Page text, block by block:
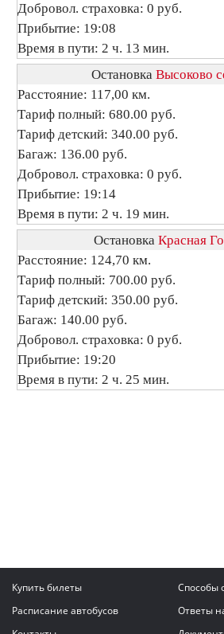
Добровол. страховка: 0 руб.
Прибытие: 19:08
Время в пути: 2 ч. 13 мин.
Остановка Высоково
Расстояние: 117,00 км.
Тариф полный: 680.00 руб.
Тариф детский: 340.00 руб.
Багаж: 136.00 руб.
Добровол. страховка: 0 руб.
Прибытие: 19:14
Время в пути: 2 ч. 19 мин.
Остановка Красная
Расстояние: 124,70 км.
Тариф полный: 700.00 руб.
Тариф детский: 350.00 руб.
Багаж: 140.00 руб.
Добровол. страховка: 0 руб.
Прибытие: 19:20
Время в пути: 2 ч. 25 мин.
Купить билеты
Способы
Расписание автобусов
Ответы